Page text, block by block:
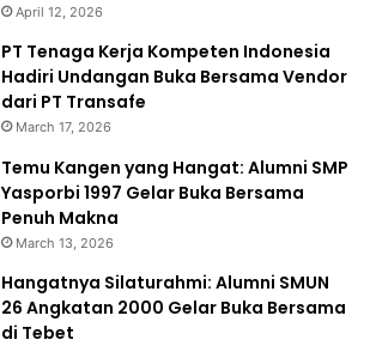
April 12, 2026
PT Tenaga Kerja Kompeten Indonesia
Hadiri Undangan Buka Bersama Vendor
dari PT Transafe
March 17, 2026
Temu Kangen yang Hangat: Alumni SMP
Yasporbi 1997 Gelar Buka Bersama
Penuh Makna
March 13, 2026
Hangatnya Silaturahmi: Alumni SMUN
26 Angkatan 2000 Gelar Buka Bersama
di Tebet